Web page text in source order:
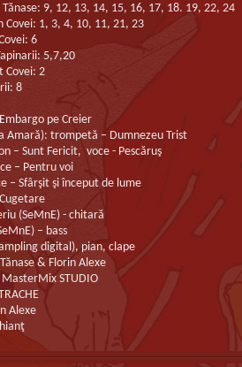
9, 12, 13, 14, 15, 16, 17, 18. 19, 22, 24
Covei: 1, 3, 4, 10, 11, 21, 23
6
5,7,20
Covei: 2
8
pe Creier
Amară): trompetă – Dumnezeu Trist
– Sunt Fericit, voce - Pescăruş
– Pentru voi
– Sfârşit şi început de lume
(SeMnE) - chitară
– bass
digital), pian, clape
& Florin Alexe
STUDIO
Alexe